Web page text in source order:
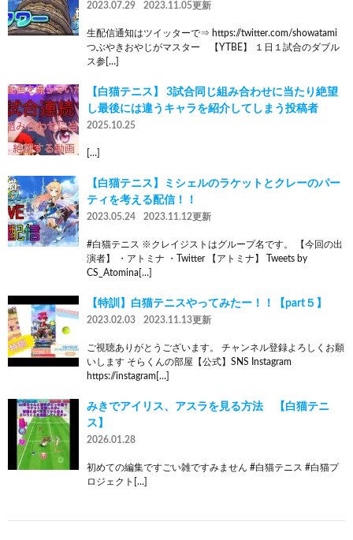
2023.07.29 2023.11.05更新
生配信通知はツイッターで⇒ https://twitter.com/showatami
つぶやきおやじがマスター 【YTBE】 １日１試合のダブル
ス参[…]
【白猫テニス】 3試合同じ組み合わせに当たり絶望
し最後には違うキャラを紹介してしまう投稿者
2025.10.25
[…]
【白猫テニス】ミシェルのラケットとクレーのパー
ティを考える配信！！
2023.05.24 2023.11.12更新
#白猫テニス ※クレイジストはグループ名です。 【今回の出
演者】 ・アトミナ ・Twitter 【アトミナ】 Tweets by
CS_Atomina[…]
【特訓】白猫テニスやってみたー！！【part５】
2023.02.03 2023.11.13更新
ご視聴ありがとうございます。 チャンネル登録よろしくお願
いします そらくんの部屋【公式】SNS Instagram
https://instagram[…]
みきでアイリス、アスラを見る方法 【白猫テニ
ス】
2026.01.28
初めての編集ですごい雑ですみません #白猫テニス #白猫プ
ロジェクト[…]